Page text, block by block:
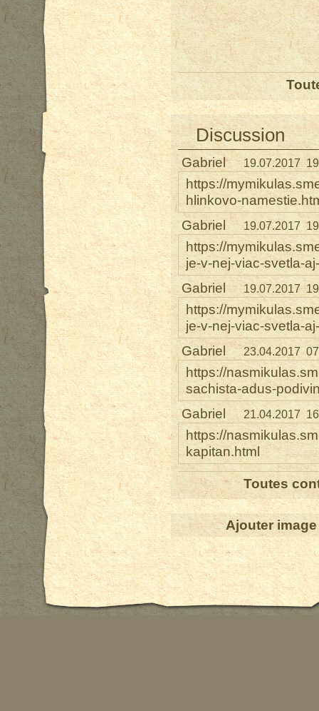
Discussion
Gabriel19.07.2017
https://
hlinkovo-
Gabriel
19.07.2017
https://
je-v-nej-viac-svetla-
Gabriel19.07.2017
https://
je-v-nej-viac-svetla-
Gabriel23.04.2017
https://
sachista-adus-
Gabriel
21.04.2017
https://
kapitan.html
Toutes
Ajouter image